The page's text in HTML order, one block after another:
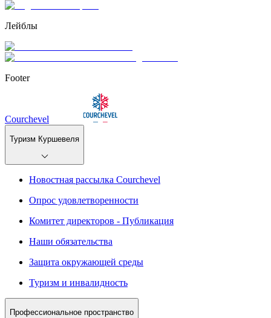
Лейблы
Footer
Courchevel
Туризм Куршевеля
Новостная рассылка Courchevel
Опрос удовлетворенности
Комитет директоров - Публикация
Наши обязательства
Защита окружающей среды
Туризм и инвалидность
Профессиональное пространство